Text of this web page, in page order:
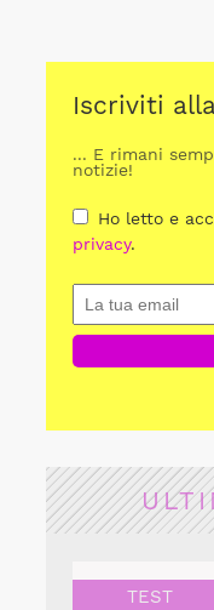
Iscriviti
... E rimani
notizie!
Ho letto e
privacy.
TEST